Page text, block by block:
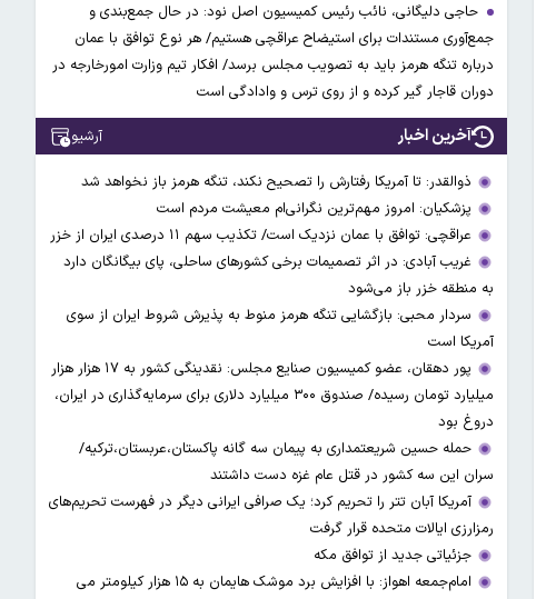
حاجی دلیگانی، نائب رئیس کمیسیون اصل نود: در حال جمع‌بندی و
جمع‌آوری مستندات برای استیضاح عراقچی هستیم/ هر نوع توافق با عمان
درباره تنگه هرمز باید به تصویب مجلس برسد/ افکار تیم وزارت امورخارجه در
دوران قاجار گیر کرده و از روی ترس و وادادگی است
آخرین اخبار آرشیو
ذوالقدر: تا آمریکا رفتارش را تصحیح نکند، تنگه هرمز باز نخواهد شد
پزشکیان: امروز مهم‌ترین نگرانی‌ام معیشت مردم است
عراقچی: توافق با عمان نزدیک است/ تکذیب سهم ۱۱ درصدی ایران از خزر
غریب آبادی: در اثر تصمیمات برخی کشورهای ساحلی، پای بیگانگان دارد
به منطقه خزر باز می‌شود
سردار محبی: بازگشایی تنگه هرمز منوط به پذیرش شروط ایران از سوی
آمریکا است
پور دهقان، عضو کمیسیون صنایع مجلس: نقدینگی کشور به ۱۷ هزار هزار
میلیارد تومان رسیده/ صندوق ۳۰۰ میلیارد دلاری برای سرمایه‌گذاری در ایران،
دروغ بود
حمله حسین شریعتمداری به پیمان سه گانه پاکستان،عربستان،ترکیه/
سران این سه کشور در قتل عام غزه دست داشتند
آمریکا آبان تتر را تحریم کرد؛ یک صرافی ایرانی دیگر در فهرست تحریم‌های
رمزارزی ایالات متحده قرار گرفت
جزئیاتی جدید از توافق مکه
امام‌جمعه اهواز: با افزایش برد موشک هایمان به ۱۵ هزار کیلومتر می